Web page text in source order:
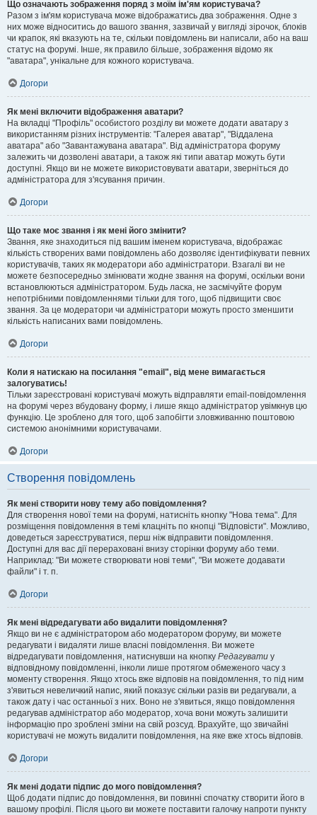
Що означають зображення поряд з моїм ім'ям користувача?
Разом з ім'ям користувача може відображатись два зображення. Одне з
них може відноситись до вашого звання, зазвичай у вигляді зірочок, блоків
чи крапок, які вказують на те, скільки повідомлень ви написали, або на ваш
статус на форумі. Інше, як правило більше, зображення відомо як
"аватара", унікальне для кожного користувача.
Догори
Як мені включити відображення аватари?
На вкладці "Профіль" особистого розділу ви можете додати аватару з
використанням різних інструментів: "Галерея аватар", "Віддалена
аватара" або "Завантажувана аватара". Від адміністратора форуму
залежить чи дозволені аватари, а також які типи аватар можуть бути
доступні. Якщо ви не можете використовувати аватари, зверніться до
адміністратора для з'ясування причин.
Догори
Що таке моє звання і як мені його змінити?
Звання, яке знаходиться під вашим іменем користувача, відображає
кількість створених вами повідомлень або дозволяє ідентифікувати певних
користувачів, таких як модератори або адміністратори. Взагалі ви не
можете безпосередньо змінювати жодне звання на форумі, оскільки вони
встановлюються адміністратором. Будь ласка, не засмічуйте форум
непотрібними повідомленнями тільки для того, щоб підвищити своє
звання. За це модератори чи адміністратори можуть просто зменшити
кількість написаних вами повідомлень.
Догори
Коли я натискаю на посилання "email", від мене вимагається
залогуватись!
Тільки зареєстровані користувачі можуть відправляти email-повідомлення
на форумі через вбудовану форму, і лише якщо адміністратор увімкнув цю
функцію. Це зроблено для того, щоб запобігти зловживанню поштовою
системою анонімними користувачами.
Догори
Створення повідомлень
Як мені створити нову тему або повідомлення?
Для створення нової теми на форумі, натисніть кнопку "Нова тема". Для
розміщення повідомлення в темі клацніть по кнопці "Відповісти". Можливо,
доведеться зареєструватися, перш ніж відправити повідомлення.
Доступні для вас дії перераховані внизу сторінки форуму або теми.
Наприклад: "Ви можете створювати нові теми", "Ви можете додавати
файли" і т. п.
Догори
Як мені відредагувати або видалити повідомлення?
Якщо ви не є адміністратором або модератором форуму, ви можете
редагувати і видаляти лише власні повідомлення. Ви можете
відредагувати повідомлення, натиснувши на кнопку Редагувати у
відповідному повідомленні, інколи лише протягом обмеженого часу з
моменту створення. Якщо хтось вже відповів на повідомлення, то під ним
з'явиться невеличкий напис, який показує скільки разів ви редагували, а
також дату і час останньої з них. Воно не з'явиться, якщо повідомлення
редагував адміністратор або модератор, хоча вони можуть залишити
інформацію про зроблені зміни на свій розсуд. Врахуйте, що звичайні
користувачі не можуть видалити повідомлення, на яке вже хтось відповів.
Догори
Як мені додати підпис до мого повідомлення?
Щоб додати підпис до повідомлення, ви повинні спочатку створити його в
вашому профілі. Після цього ви можете поставити галочку напроти пункту